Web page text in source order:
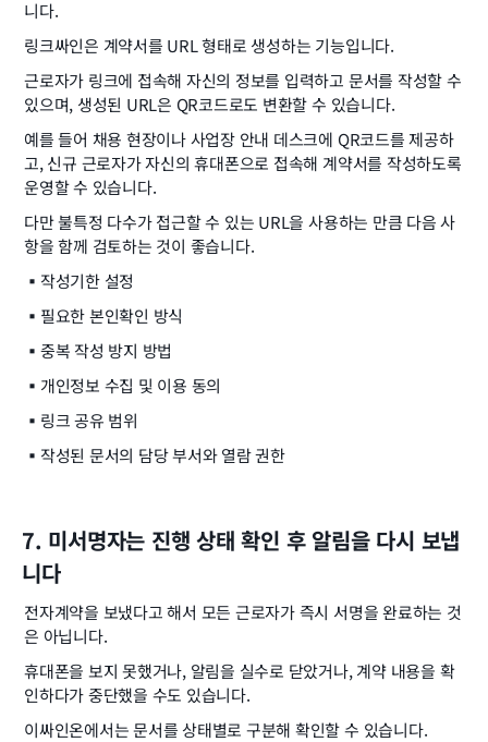
니다.
링크싸인은 계약서를 URL 형태로 생성하는 기능입니다.
근로자가 링크에 접속해 자신의 정보를 입력하고 문서를 작성할 수
있으며, 생성된 URL은 QR코드로도 변환할 수 있습니다.
예를 들어 채용 현장이나 사업장 안내 데스크에 QR코드를 제공하
고, 신규 근로자가 자신의 휴대폰으로 접속해 계약서를 작성하도록
운영할 수 있습니다.
다만 불특정 다수가 접근할 수 있는 URL을 사용하는 만큼 다음 사
항을 함께 검토하는 것이 좋습니다.
▪️ 작성기한 설정
▪️ 필요한 본인확인 방식
▪️ 중복 작성 방지 방법
▪️ 개인정보 수집 및 이용 동의
▪️ 링크 공유 범위
▪️ 작성된 문서의 담당 부서와 열람 권한
7. 미서명자는 진행 상태 확인 후 알림을 다시 보냅
니다
전자계약을 보냈다고 해서 모든 근로자가 즉시 서명을 완료하는 것
은 아닙니다.
휴대폰을 보지 못했거나, 알림을 실수로 닫았거나, 계약 내용을 확
인하다가 중단했을 수도 있습니다.
이싸인온에서는 문서를 상태별로 구분해 확인할 수 있습니다.